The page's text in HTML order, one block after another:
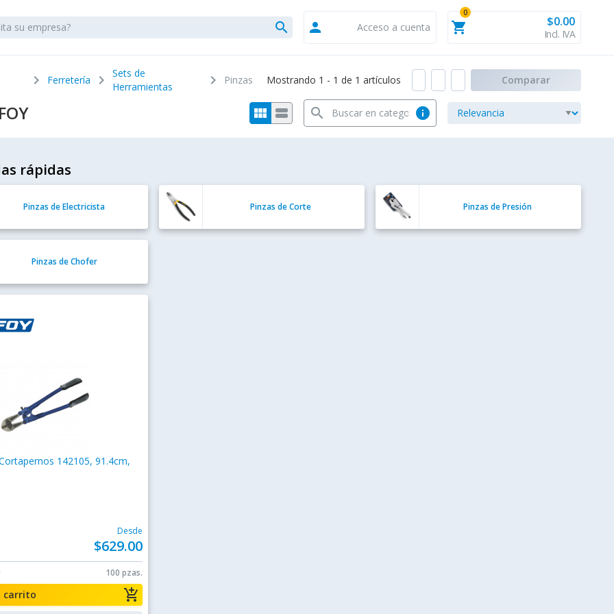
search person Acceso a cuenta shopping_cart
0
$0.00
Incl. IVA
chevron_right Ferretería chevron_right
Sets de
Herramientas
chevron_right Pinzas Mostrando 1 - 1 de 1 artículos Comparar
view_module view_stream info
search
rápidas
Pinzas de Electricista Pinzas de Corte Pinzas de Presión
Pinzas de Chofer
142105, 91.4cm,
Desde
$629.00
100 pzas.
add_shopping_cart
carrito